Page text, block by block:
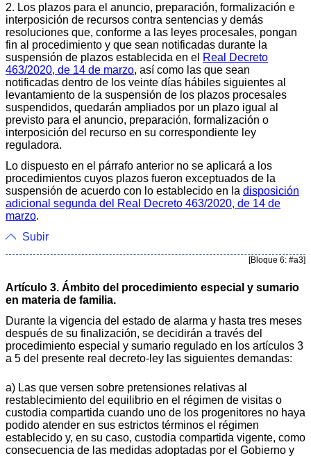
2. Los plazos para el anuncio, preparación, formalización e
interposición de recursos contra sentencias y demás
resoluciones que, conforme a las leyes procesales, pongan
fin al procedimiento y que sean notificadas durante la
suspensión de plazos establecida en el Real Decreto
463/2020, de 14 de marzo, así como las que sean
notificadas dentro de los veinte días hábiles siguientes al
levantamiento de la suspensión de los plazos procesales
suspendidos, quedarán ampliados por un plazo igual al
previsto para el anuncio, preparación, formalización o
interposición del recurso en su correspondiente ley
reguladora.
Lo dispuesto en el párrafo anterior no se aplicará a los
procedimientos cuyos plazos fueron exceptuados de la
suspensión de acuerdo con lo establecido en la disposición
adicional segunda del Real Decreto 463/2020, de 14 de
marzo.
Subir
[Bloque 6: #a3]
Artículo 3. Ámbito del procedimiento especial y sumario
en materia de familia.
Durante la vigencia del estado de alarma y hasta tres meses
después de su finalización, se decidirán a través del
procedimiento especial y sumario regulado en los artículos 3
a 5 del presente real decreto-ley las siguientes demandas:
a) Las que versen sobre pretensiones relativas al
restablecimiento del equilibrio en el régimen de visitas o
custodia compartida cuando uno de los progenitores no haya
podido atender en sus estrictos términos el régimen
establecido y, en su caso, custodia compartida vigente, como
consecuencia de las medidas adoptadas por el Gobierno y